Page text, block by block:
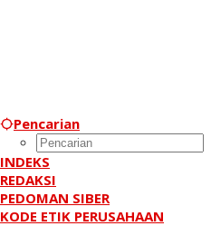
Pencarian
INDEKS
REDAKSI
PEDOMAN SIBER
KODE ETIK PERUSAHAAN